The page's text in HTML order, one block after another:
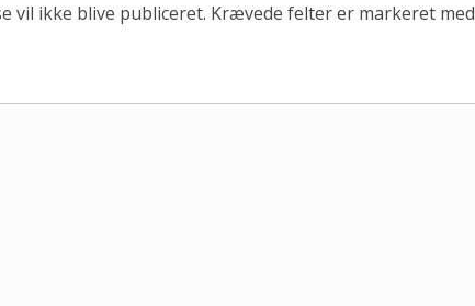
vil ikke blive publiceret. Krævede felter er markeret med